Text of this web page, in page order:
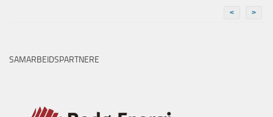
< >
SAMARBEIDSPARTNERE